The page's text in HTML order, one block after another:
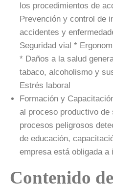
los procedimientos de
Prevención y control de
accidentes y
Seguridad vial *
* Daños a la salud
tabaco, alcoholismo y
Estrés laboral
Formación y
al proceso productivo de
procesos peligrosos
de educación,
empresa está obligada a
Contenido